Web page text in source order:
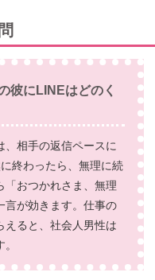
彼にLINEはどのく
、相手の返信ペースに
終わったら、無理に続
「おつかれさま、無理
言が効きます。仕事の
えると、社会人男性は